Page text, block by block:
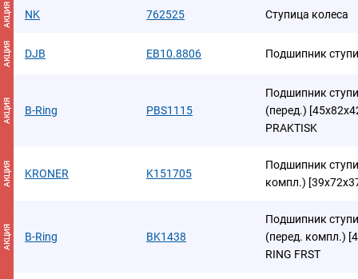
АКЦИЯ NK 762525 Ступица колеса
АКЦИЯ DJB EB10.8806 Подшипник
АКЦИЯ B-Ring PBS1115
Подшипник
(перед.)
PRAKTISK
АКЦИЯ KRONER K151705
Подшипник
компл.)
АКЦИЯ B-Ring BK1438
Подшипник
(перед. компл.)
RING FRST